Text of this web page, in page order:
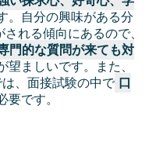
。自分の興味がある分
れる傾向にあるので、
門的な質問が来ても対
望ましいです。また、
、面接試験の中で 口
要です。